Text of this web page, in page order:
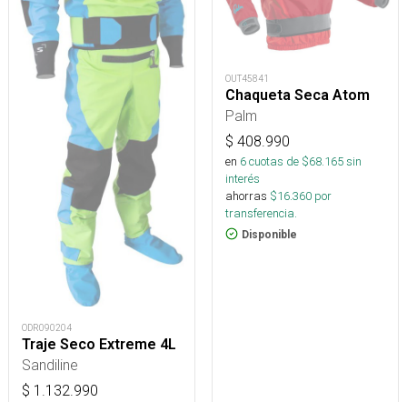
ODR090204
Traje Seco Extreme 4L
Sandiline
$ 1.132.990
OUT45841
Chaqueta Seca Atom
Palm
$ 408.990
en 6cuotas de $68.165sin
interés
ahorras $16.360 por
transferencia.
Disponible